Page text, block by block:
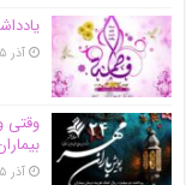
آذر ۲۵, ۱۴۰۴
وقتی
آذر ۲۵, ۱۴۰۴